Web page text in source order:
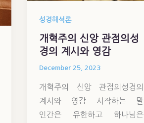
성경해석론
개혁주의 신앙 관점의성
경의 계시와 영감
December 25, 2023
개혁주의 신앙 관점의성경의
계시와 영감 시작하는 말
인간은 유한하고 하나님은